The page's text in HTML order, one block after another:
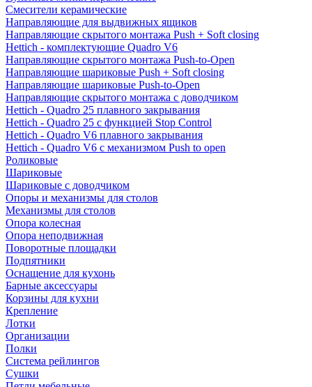
Смесители керамические
Направляющие для выдвижных ящиков
Направляющие скрытого монтажа Push + Soft closing
Hettich - комплектующие Quadro V6
Направляющие скрытого монтажа Push-to-Open
Направляющие шариковые Push + Soft closing
Направляющие шариковые Push-to-Open
Направляющие скрытого монтажа с доводчиком
Hettich - Quadro 25 плавного закрывания
Hettich - Quadro 25 с функцией Stop Control
Hettich - Quadro V6 плавного закрывания
Hettich - Quadro V6 с механизмом Push to open
Роликовые
Шариковые
Шариковые с доводчиком
Опоры и механизмы для столов
Механизмы для столов
Опора колесная
Опора неподвижная
Поворотные площадки
Подпятники
Оснащение для кухонь
Барные аксессуары
Корзины для кухни
Крепление
Лотки
Организации
Полки
Система рейлингов
Сушки